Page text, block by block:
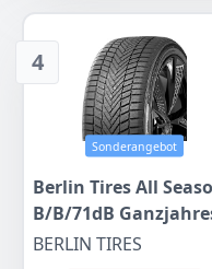
4
Sonderangebot
Berlin Tires All
B/B/71dB
BERLIN TIRES